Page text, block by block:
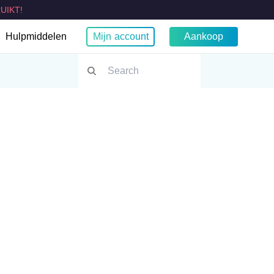
Browser
Hulpmiddelen Mijn account Aankoop